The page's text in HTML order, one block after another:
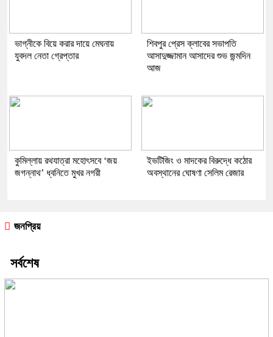
ভাগ্নীকে বিয়ে করার দায়ে মেঘনায়
যুবদল নেতা গ্রেপ্তার
শিবপুর প্রেস ক্লাবের সভাপতি
আসাদুজ্জামান আসাদের শুভ জন্মদিন
আজ
কুমিল্লায় রথযাত্রা মহোৎসবে ‘জয়
জগন্নাথ’ ধ্বনিতে মুখর নগরী
ইভটিজিং ও মাদকের বিরুদ্ধে কঠোর
অবস্থানের ঘোষণা সেলিম রেজার
জনপ্রিয়
সর্বশেষ